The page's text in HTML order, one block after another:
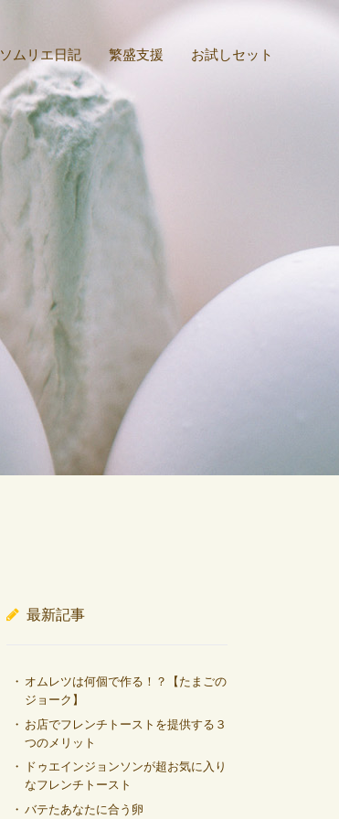
ソムリエ日記 繁盛支援 お試しセット
最新記事
オムレツは何個で作る！？【たまごの
ジョーク】
お店でフレンチトーストを提供する３
つのメリット
ドゥエインジョンソンが超お気に入り
なフレンチトースト
バテたあなたに合う卵